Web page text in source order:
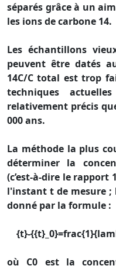
séparés grâce à un
les ions de carbone 14.
Les échantillons
peuvent être datés
14C/C total est trop
techniques
relativement précis
000 ans.
La méthode la plus
déterminer la
(c’est-à-dire le
l'instant t de mesure ;
donné par la formule :
{t}-
où C0 est la